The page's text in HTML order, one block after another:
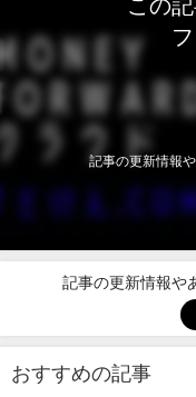
この
記事の更新情報
記事の更新情報や
おすすめの記事